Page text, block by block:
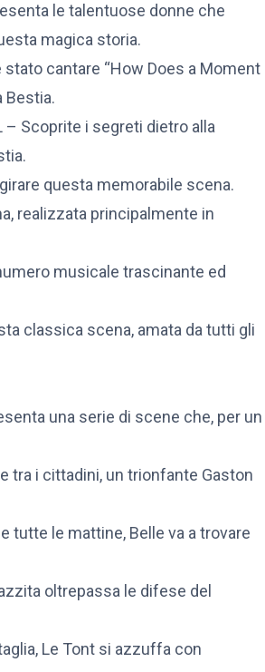
le talentuose donne che
magica storia.
stato cantare “How Does a Moment
Bestia.
– Scoprite i segreti dietro alla
questa memorabile scena.
realizzata principalmente in
musicale trascinante ed
classica scena, amata da tutti gli
una serie di scene che, per un
tra i cittadini, un trionfante Gaston
tutte le mattine, Belle va a trovare
oltrepassa le difese del
Le Tont si azzuffa con